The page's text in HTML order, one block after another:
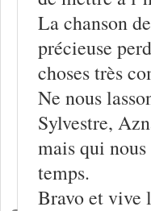
La chanson
précieuse
choses très
Ne nous
Sylvestre,
mais qui
temps.
Bravo et vive